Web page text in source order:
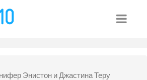
Энистон и Джастина Теру